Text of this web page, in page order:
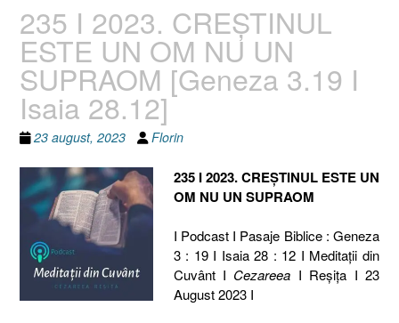
235 I 2023. CREȘTINUL
ESTE UN OM NU UN
SUPRAOM [Geneza 3.19 I
Isaia 28.12]
23 august, 2023 Florin
235 I 2023. CREȘTINUL ESTE UN
OM NU UN SUPRAOM
I Podcast I Pasaje Biblice : Geneza
3 : 19 I Isaia 28 : 12 I Meditaţii din
Cuvânt I Cezareea I Reşiţa I 23
August 2023 I